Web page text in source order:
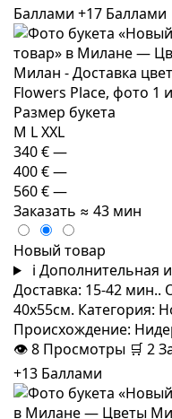
Баллами +17 Баллами
Размер букета
M LXXL
340 €—
400 €—
560 €—
Заказать ≈ 43 мин
Новый товар
i Дополнительная
Доставка: 15-42 мин..
40x55см. Категория:
Происхождение:
👁8 Просмотры 🛒 2
+13 Баллами